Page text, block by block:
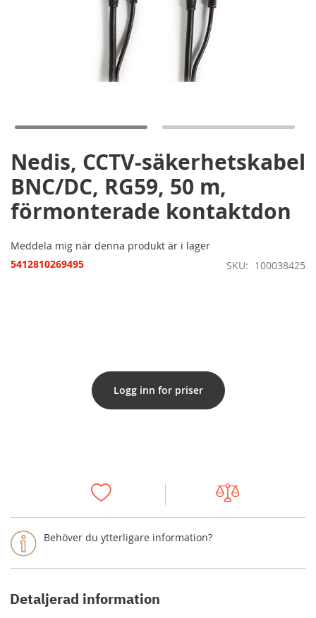
Nedis, CCTV-säkerhetskabel
BNC/DC, RG59, 50 m,
förmonterade kontaktdon
Meddela mig när denna produkt är i lager
Behöver du ytterligare information?
5412810269495 SKU 100038425
Logg inn for priser
bildgalleriet
Detaljerad information